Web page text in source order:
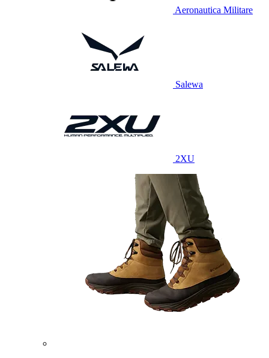
Aeronautica Militare
Salewa
2XU